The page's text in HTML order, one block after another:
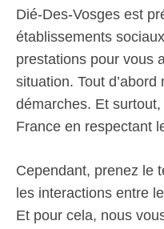
Dié-Des-Vosges est
établissements
prestations pour vous
situation. Tout
démarches. Et
France en respectant
Cependant, prenez le
les interactions entre
Et pour cela, nous